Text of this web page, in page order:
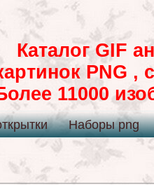
Каталог GIF
PNG ,
11000
Наборы png